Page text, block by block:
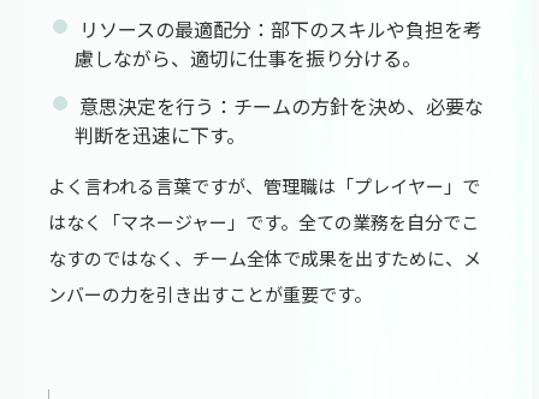
リソースの最適配分：部下のスキルや負担を考
慮しながら、適切に仕事を振り分ける。
意思決定を行う：チームの方針を決め、必要な
判断を迅速に下す。
よく言われる言葉ですが、管理職は「プレイヤー」で
はなく「マネージャー」です。全ての業務を自分でこ
なすのではなく、チーム全体で成果を出すために、メ
ンバーの力を引き出すことが重要です。